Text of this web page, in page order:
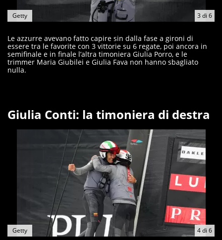
3di 6
Getty
Le azzurre avevano fatto capire sin dalla fase a gironi di
essere tra le favorite con 3 vittorie su 6 regate, poi ancora in
semifinale e in finale l’altra timoniera Giulia Porro, e le
trimmer Maria Giubilei e Giulia Fava non hanno sbagliato
nulla.
Giulia Conti: la timoniera di destra
4di 6
Getty